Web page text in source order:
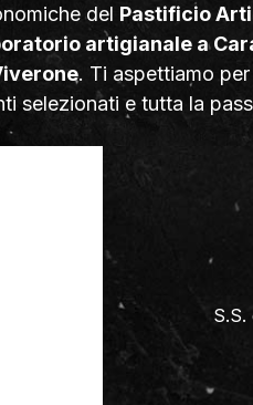
del Pastificio
artigianale a
. Ti aspettiamo
selezionati e tutta la